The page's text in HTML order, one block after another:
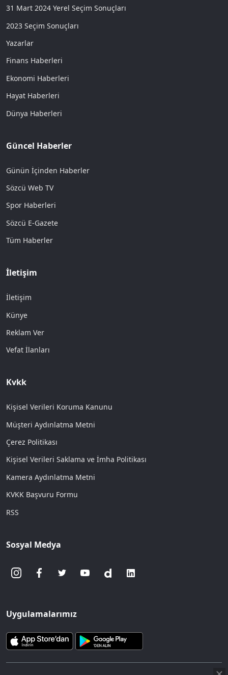
31 Mart 2024 Yerel Seçim Sonuçları
2023 Seçim Sonuçları
Yazarlar
Finans Haberleri
Ekonomi Haberleri
Hayat Haberleri
Dünya Haberleri
Güncel Haberler
Günün İçinden Haberler
Sözcü Web TV
Spor Haberleri
Sözcü E-Gazete
Tüm Haberler
İletişim
İletişim
Künye
Reklam Ver
Vefat İlanları
Kvkk
Kişisel Verileri Koruma Kanunu
Müşteri Aydınlatma Metni
Çerez Politikası
Kişisel Verileri Saklama ve İmha Politikası
Kamera Aydınlatma Metni
KVKK Başvuru Formu
RSS
Sosyal Medya
Uygulamalarımız